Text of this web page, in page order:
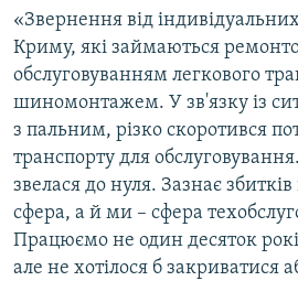
«Звернення від
Криму, які займаються
обслуговуванням легкового
шиномонтажем. У зв'язку із
з пальним, різко скоротився
транспорту для
звелася до нуля. Зазнає
сфера, а й ми – сфера
Працюємо не один десяток
але не хотілося б закриватися